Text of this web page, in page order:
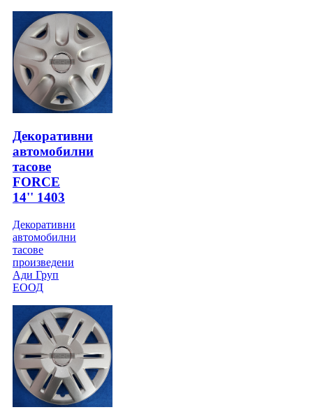
Декоративни
автомобилни
тасове
FORCE
14'' 1403
Декоративни
автомобилни
тасове
произведени
Ади Груп
ЕООД